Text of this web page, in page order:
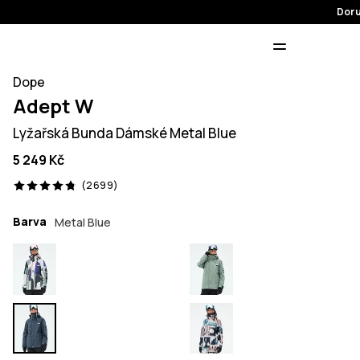
Dope
Adept W
Lyžařská Bunda Dámské Metal Blue
5 249 Kč
(2699)
2699 recenze, 4.8/5
Barva Metal Blue